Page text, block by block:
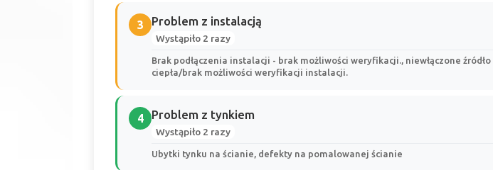
3 Problem z instalacją
Wystąpiło 2 razy
Brak podłączenia instalacji - brak możliwości weryfikacji., niewłączone źródło
ciepła/brak możliwości weryfikacji instalacji.
4 Problem z tynkiem
Wystąpiło 2 razy
Ubytki tynku na ścianie, defekty na pomalowanej ścianie